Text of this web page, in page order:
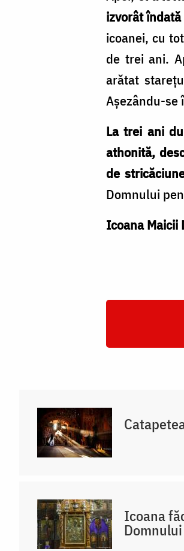
izvorât
icoanei, cu
de trei ani.
arătat
Aşezându-se
La trei ani
athonită,
de
Domnului
Icoana Maicii
Icoana